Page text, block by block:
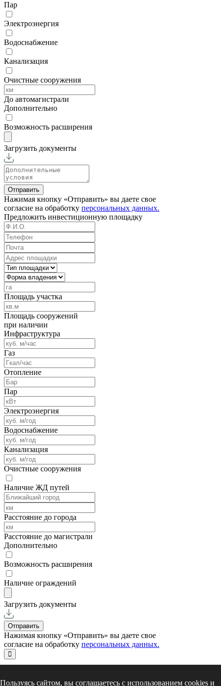
Пар
Электроэнергия
Водоснабжение
Канализация
Очистные сооружения
До автомагистрали
Дополнительно
Возможность расширения
Загрузить документы
Отправить
Нажимая кнопку «Отправить» вы даете свое
согласие на обработку персональных данных.
Предложить инвестиционную площадку
Площадь участка
Площадь сооружений
при наличии
Инфраструктура
Газ
Отопление
Пар
Электроэнергия
Водоснабжение
Канализация
Очистные сооружения
Наличие ЖД путей
Расстояние до города
Расстояние до магистрали
Дополнительно
Возможность расширения
Наличие ограждений
Загрузить документы
Отправить
Нажимая кнопку «Отправить» вы даете свое
согласие на обработку персональных данных.
Пользуясь сайтом, вы соглашаетесь с использованием cookies и